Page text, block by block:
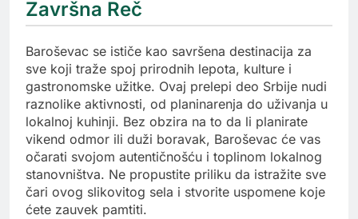
Završna Reč
Baroševac se ističe kao savršena destinacija za
sve koji traže spoj prirodnih lepota, kulture i
gastronomske užitke. Ovaj prelepi deo Srbije nudi
raznolike aktivnosti, od planinarenja do uživanja u
lokalnoj kuhinji. Bez obzira na to da li planirate
vikend odmor ili duži boravak, Baroševac će vas
očarati svojom autentičnošću i toplinom lokalnog
stanovništva. Ne propustite priliku da istražite sve
čari ovog slikovitog sela i stvorite uspomene koje
ćete zauvek pamtiti.